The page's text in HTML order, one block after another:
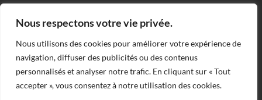
Nous respectons votre vie privée.
Nous utilisons des cookies pour améliorer votre expérience de
navigation, diffuser des publicités ou des contenus
personnalisés et analyser notre trafic. En cliquant sur « Tout
accepter », vous consentez à notre utilisation des cookies.
Chanteloup en brie,Saint Thibault des Vignes,Val
d'Europe,Coupvray , Chalifert, Esbly, Thorigny,
comte Robert, Ferrières en Brie, Nangis, Villeneuve-Le-
Comte, Meaux, Mareuil les Meaux, Nanteuil les Meaux,
Roissy-En-Brie, Champs-sur-Marne, Noisiel, Chelles,